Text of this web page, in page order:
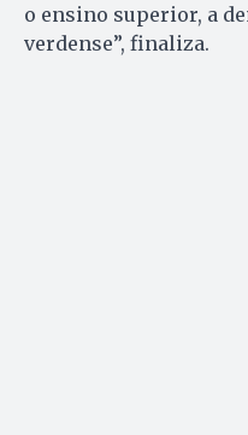
o ensino superior, a
verdense”, finaliza.